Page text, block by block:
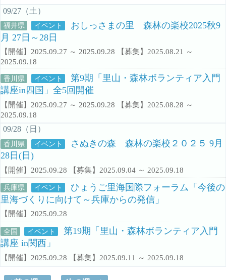
09/27（土）
福井県 イベント
おしっさまの里 森林の楽校2025秋9
月 27日～28日
【開催】2025.09.27 ～ 2025.09.28 【募集】2025.08.21 ～
2025.09.18
香川県 イベント
第9期「里山・森林ボランティア入門
講座in四国」全5回開催
【開催】2025.09.27 ～ 2025.09.28 【募集】2025.08.28 ～
2025.09.18
09/28（日）
香川県 イベント
さぬきの森 森林の楽校２０２５ 9月
28日(日)
【開催】2025.09.28 【募集】2025.09.04 ～ 2025.09.18
兵庫県 イベント
ひょうご里海国際フォーラム「今後の
里海づくりに向けて～兵庫からの発信」
【開催】2025.09.28
全国 イベント
第19期「里山・森林ボランティア入門
講座 in関西」
【開催】2025.09.28 【募集】2025.09.11 ～ 2025.09.18